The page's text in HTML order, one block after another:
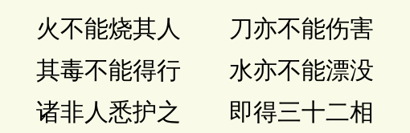
火不能烧其人 刀亦不能伤害
其毒不能得行 水亦不能漂没
诸非人悉护之 即得三十二相